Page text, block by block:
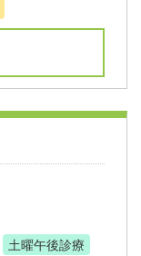
土曜午後診療